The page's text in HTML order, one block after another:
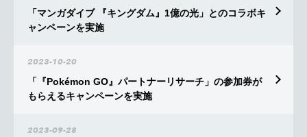
「マンガダイブ 『キングダム』1億の光」とのコラボキ
ャンペーンを実施
2023-10-20
「『Pokémon GO』パートナーリサーチ」の参加券が
もらえるキャンペーンを実施
2023-09-28